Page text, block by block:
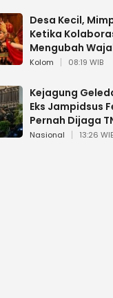
Desa Kecil,
Ketika
Mengubah
Kolom 08:19 WIB
Kejagung
Eks Jampidsus
Pernah Dijaga
Nasional 13:26